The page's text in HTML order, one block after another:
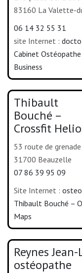
83160 La Valette-
06 14 32 55 31
site Internet :
Cabinet
Business
Thibault
Bouché –
Crossfit
53 route de grenade
31700 Beauzelle
07 86 39 95 09
Site Internet :
Thibault Bouché –
Maps
Reynes
ostéopathe